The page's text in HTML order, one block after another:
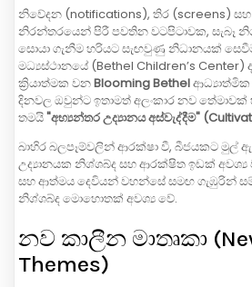
නිවේදන (notifications), තිර (screens)
නිරන්තරයෙන් පිරී පවතින වටපිටාවක, සැබෑ
සොයා ගැනීම හරියට සැඟවුණු නිධානයක්
මධ්‍යස්ථානයේ (Bethel Children’s
ක්‍රියාත්මක වනBlooming Bethel
දිනවල ඔවුන්ට ඉතාමත් අලංකාර නව තේමාවක්
තමයි"අභ්‍යන්තර උද්‍යානය අස්වැද්දීම"
බාහිර බලපෑම්වලින් ආරක්ෂා වී, බීජයකට මුල්
උද්‍යානයක නිශ්ශබ්ද සහ ආරක්ෂිත ඉඩක්
සහ ආත්මය දෙවියන් වහන්සේ සමඟ ගැඹුරින්
නිශ්ශබ්ද මොහොතක් අවශ්‍ය වේ.
නව කාලීන මාතෘකා
Themes)